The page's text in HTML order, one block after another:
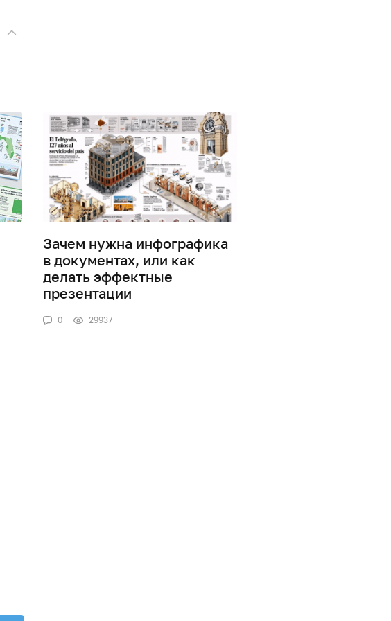
Зачем нужна инфографика
в документах, или как
делать эффектные
презентации
0 29937